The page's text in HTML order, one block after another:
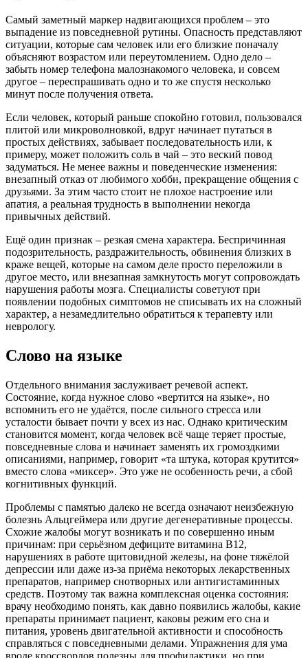
Самый заметный маркер надвигающихся проблем – это
выпадение из повседневной рутины. Опасность представляют
ситуации, которые сам человек или его близкие поначалу
объясняют возрастом или переутомлением. Одно дело –
забыть номер телефона малознакомого человека, и совсем
другое – переспрашивать одно и то же спустя несколько
минут после получения ответа.
Если человек, который раньше спокойно готовил, пользовался
плитой или микроволновкой, вдруг начинает путаться в
простых действиях, забывает последовательность или, к
примеру, может положить соль в чай – это веский повод
задуматься. Не менее важны и поведенческие изменения:
внезапный отказ от любимого хобби, прекращение общения с
друзьями. За этим часто стоит не плохое настроение или
апатия, а реальная трудность в выполнении некогда
привычных действий.
Ещё один признак – резкая смена характера. Беспричинная
подозрительность, раздражительность, обвинения близких в
краже вещей, которые на самом деле просто переложили в
другое место, или внезапная замкнутость могут сопровождать
нарушения работы мозга. Специалисты советуют при
появлении подобных симптомов не списывать их на сложный
характер, а незамедлительно обратиться к терапевту или
неврологу.
Слово на языке
Отдельного внимания заслуживает речевой аспект.
Состояние, когда нужное слово «вертится на языке», но
вспомнить его не удаётся, после сильного стресса или
усталости бывает почти у всех из нас. Однако критическим
становится момент, когда человек всё чаще теряет простые,
повседневные слова и начинает заменять их громоздкими
описаниями, например, говорит «та штука, которая крутится»
вместо слова «миксер». Это уже не особенность речи, а сбой
когнитивных функций.
Проблемы с памятью далеко не всегда означают неизбежную
болезнь Альцгеймера или другие дегенеративные процессы.
Схожие жалобы могут возникать и по совершенно иным
причинам: при серьёзном дефиците витамина B12,
нарушениях в работе щитовидной железы, на фоне тяжёлой
депрессии или даже из-за приёма некоторых лекарственных
препаратов, например снотворных или антигистаминных
средств. Поэтому так важна комплексная оценка состояния:
врачу необходимо понять, как давно появились жалобы, какие
препараты принимает пациент, каковы режим его сна и
питания, уровень двигательной активности и способность
справляться с повседневными делами. Упражнения для ума
вроде кроссвордов полезны для профилактики, но при